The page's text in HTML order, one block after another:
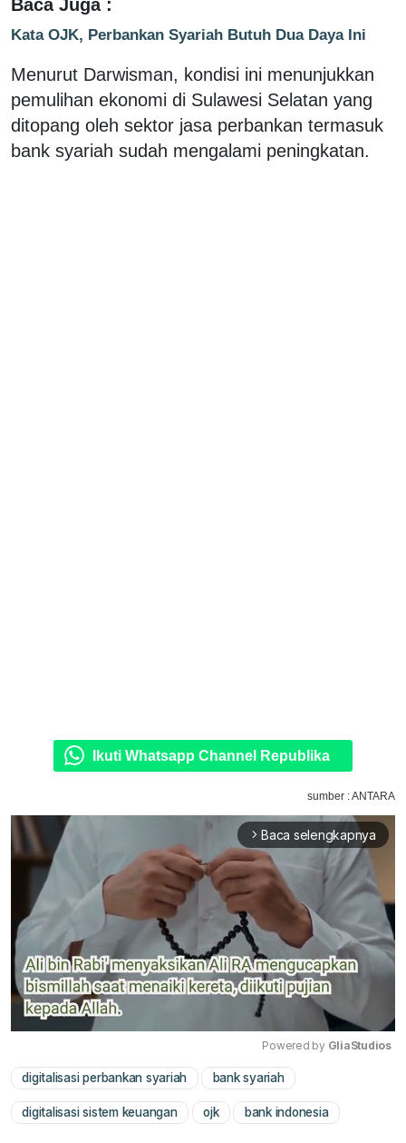
Baca Juga :
Kata OJK, Perbankan Syariah Butuh Dua Daya Ini
Menurut Darwisman, kondisi ini menunjukkan
pemulihan ekonomi di Sulawesi Selatan yang
ditopang oleh sektor jasa perbankan termasuk
bank syariah sudah mengalami peningkatan.
Ikuti Whatsapp Channel Republika
sumber : ANTARA
arrow_forward_ios Baca selengkapnya
Powered by GliaStudios
digitalisasi perbankan syariah bank syariah
digitalisasi sistem keuangan ojk bank indonesia